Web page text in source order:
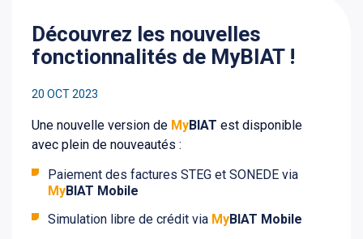
Découvrez les nouvelles
fonctionnalités de MyBIAT !
20 OCT 2023
Une nouvelle version de MyBIAT est disponible
avec plein de nouveautés :
Paiement des factures STEG et SONEDE via
MyBIAT Mobile
Simulation libre de crédit via MyBIAT Mobile